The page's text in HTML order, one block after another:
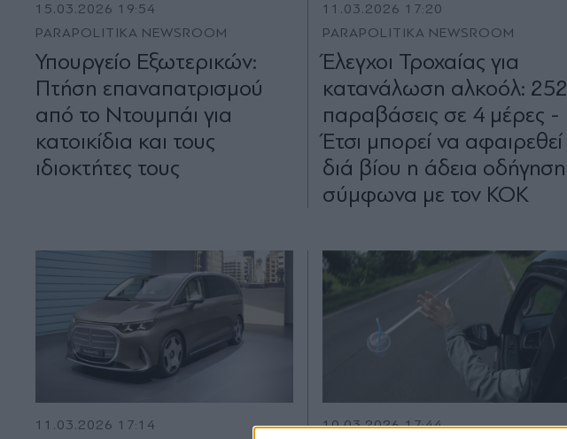
15.03.2026 19:54
PARAPOLITIKA NEWSROOM
Υπουργείο Εξωτερικών:
Πτήση επαναπατρισμού
από το Ντουμπάι για
κατοικίδια και τους
ιδιοκτήτες τους
11.03.2026 17:20
PARAPOLITIKA NEWSROOM
Έλεγχοι Τροχαίας για
κατανάλωση αλκοόλ: 252
παραβάσεις σε 4 μέρες -
Έτσι μπορεί να αφαιρεθεί
διά βίου η άδεια
σύμφωνα με τον ΚΟΚ
11.03.2026 17:14
10.03.2026 17:44